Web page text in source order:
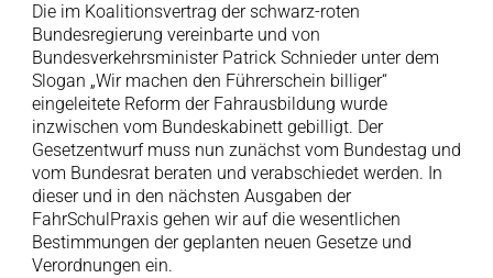
Die im Koalitionsvertrag der schwarz-roten
Bundesregierung vereinbarte und von
Bundesverkehrsminister Patrick Schnieder unter dem
Slogan „Wir machen den Führerschein billiger“
eingeleitete Reform der Fahrausbildung wurde
inzwischen vom Bundeskabinett gebilligt. Der
Gesetzentwurf muss nun zunächst vom Bundestag und
vom Bundesrat beraten und verabschiedet werden. In
dieser und in den nächsten Ausgaben der
FahrSchulPraxis gehen wir auf die wesentlichen
Bestimmungen der geplanten neuen Gesetze und
Verordnungen ein.